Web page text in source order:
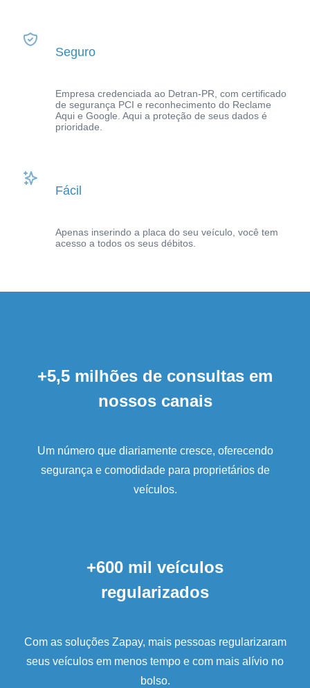
Seguro
Empresa credenciada ao Detran-PR, com certificado
de segurança PCI e reconhecimento do Reclame
Aqui e Google. Aqui a proteção de seus dados é
prioridade.
Fácil
Apenas inserindo a placa do seu veículo, você tem
acesso a todos os seus débitos.
+5,5 milhões de consultas em
nossos canais
Um número que diariamente cresce, oferecendo
segurança e comodidade para proprietários de
veículos.
+600 mil veículos
regularizados
Com as soluções Zapay, mais pessoas regularizaram
seus veículos em menos tempo e com mais alívio no
bolso.